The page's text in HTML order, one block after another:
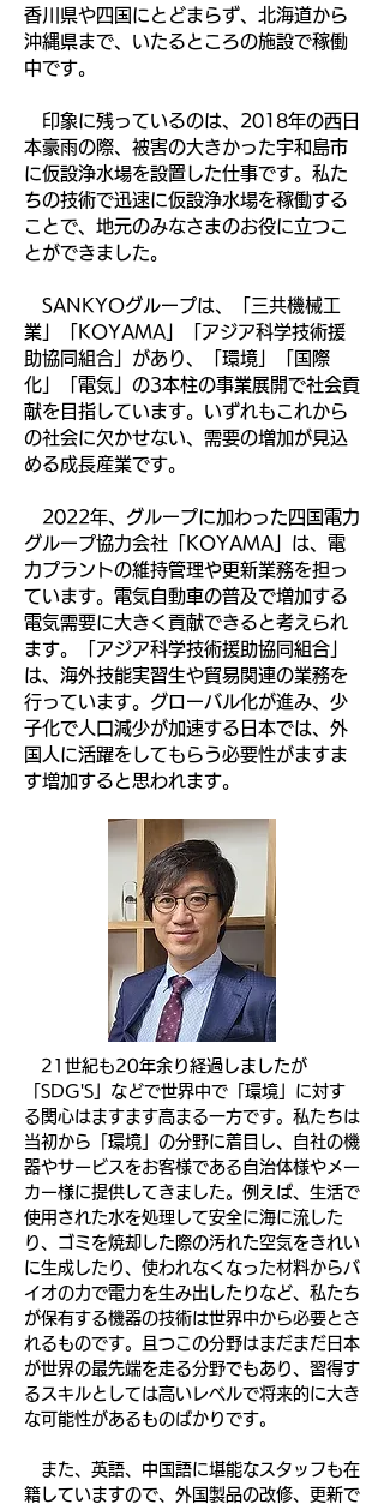
香川県や四国にとどまらず、北海道から
沖縄県まで、いたるところの施設で稼働
中です。
印象に残っているのは、2018年の西日
本豪雨の際、被害の大きかった宇和島市
に仮設浄水場を設置した仕事です。私た
ちの技術で迅速に仮設浄水場を稼働する
ことで、地元のみなさまのお役に立つこ
とができました。
SANKYOグループは、「三共機械工
業」「KOYAMA」「アジア科学技術援
助協同組合」があり、「環境」「国際
化」「電気」の3本柱の事業展開で社会貢
献を目指しています。いずれもこれから
の社会に欠かせない、需要の増加が見込
める成長産業です。
2022年、グループに加わった四国電力
グループ協力会社「KOYAMA」は、電
力プラントの維持管理や更新業務を担っ
ています。電気自動車の普及で増加する
電気需要に大きく貢献できると考えられ
ます。「アジア科学技術援助協同組合」
は、海外技能実習生や貿易関連の業務を
行っています。グローバル化が進み、少
子化で人口減少が加速する日本では、外
国人に活躍をしてもらう必要性がますま
す増加すると思われます。
21世紀も20年余り経過しましたが
「SDG'S」などで世界中で「環境」に対す
る関心はますます高まる一方です。私たちは
当初から「環境」の分野に着目し、自社の機
器やサービスをお客様である自治体様やメー
カー様に提供してきました。例えば、生活で
使用された水を処理して安全に海に流した
り、ゴミを焼却した際の汚れた空気をきれい
に生成したり、使われなくなった材料からバ
イオの力で電力を生み出したりなど、私たち
が保有する機器の技術は世界中から必要とさ
れるものです。且つこの分野はまだまだ日本
が世界の最先端を走る分野でもあり、習得す
るスキルとしては高いレベルで将来的に大き
な可能性があるものばかりです。
また、英語、中国語に堪能なスタッフも在
籍していますので、外国製品の改修、更新で